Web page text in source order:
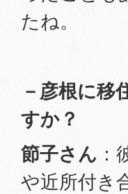
たね。
－彦根に移
すか？
節子さん
や近所付き